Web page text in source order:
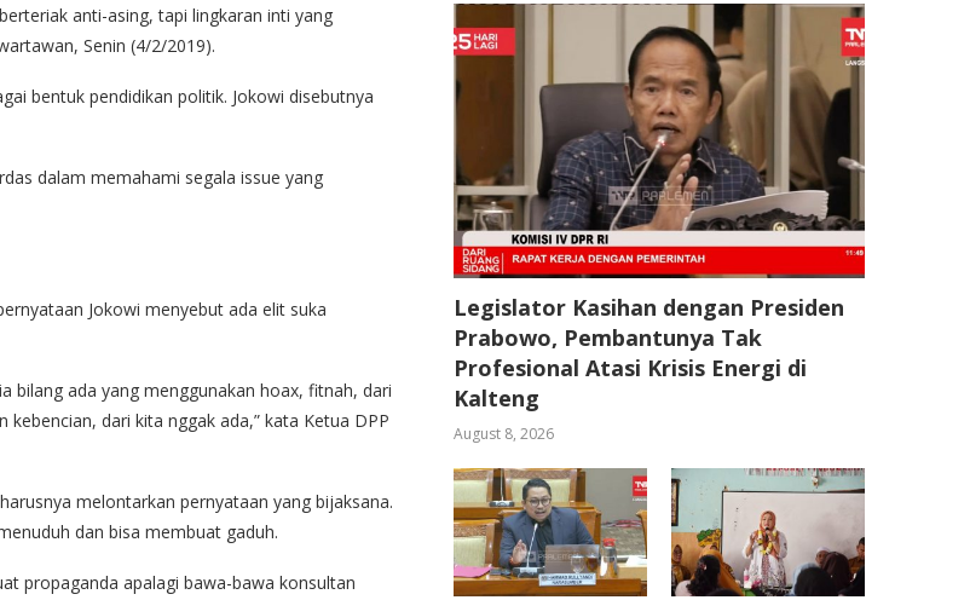
anti-asing, tapi lingkaran inti yang
Senin (4/2/2019).
bentuk pendidikan politik. Jokowi disebutnya
dalam memahami segala issue yang
Jokowi menyebut ada elit suka
bilang ada yang menggunakan hoax, fitnah, dari
dari kita nggak ada,” kata Ketua DPP
melontarkan pernyataan yang bijaksana.
dan bisa membuat gaduh.
propaganda apalagi bawa-bawa konsultan
Legislator Kasihan dengan Presiden
Prabowo, Pembantunya Tak
Profesional Atasi Krisis Energi di
Kalteng
August 8, 2026